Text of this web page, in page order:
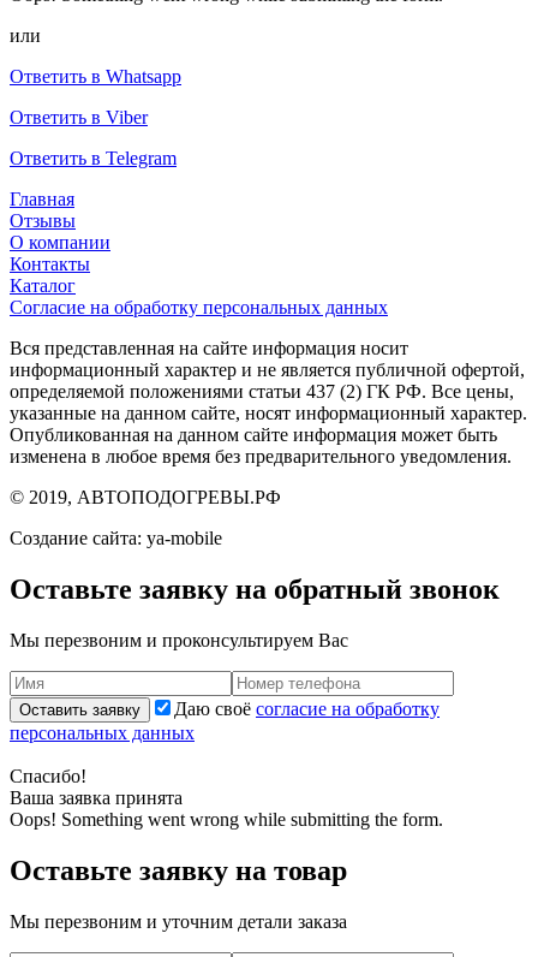
или
Ответить в Whatsapp
Ответить в Viber
Ответить в Telegram
Главная
Отзывы
О компании
Контакты
Каталог
Согласие на обработку персональных данных
Вся представленная на сайте информация носит
информационный характер и не является публичной офертой,
определяемой положениями статьи 437 (2) ГК РФ. Все цены,
указанные на данном сайте, носят информационный характер.
Опубликованная на данном сайте информация может быть
изменена в любое время без предварительного уведомления.
© 2019, АВТОПОДОГРЕВЫ.РФ
Создание сайта: ya-mobile
Оставьте заявку на обратный звонок
Мы перезвоним и проконсультируем Вас
Даю своё согласие на обработку
персональных данных
Спасибо!
Ваша заявка принята
Oops! Something went wrong while submitting the form.
Оставьте заявку на товар
Мы перезвоним и уточним детали заказа